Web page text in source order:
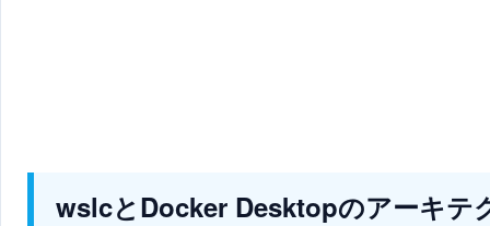
wslcとDocker Desktopのアーキテ